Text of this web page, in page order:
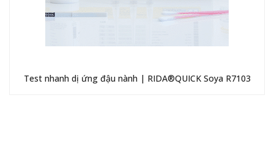
Test nhanh dị ứng đậu nành | RIDA®QUICK Soya R7103